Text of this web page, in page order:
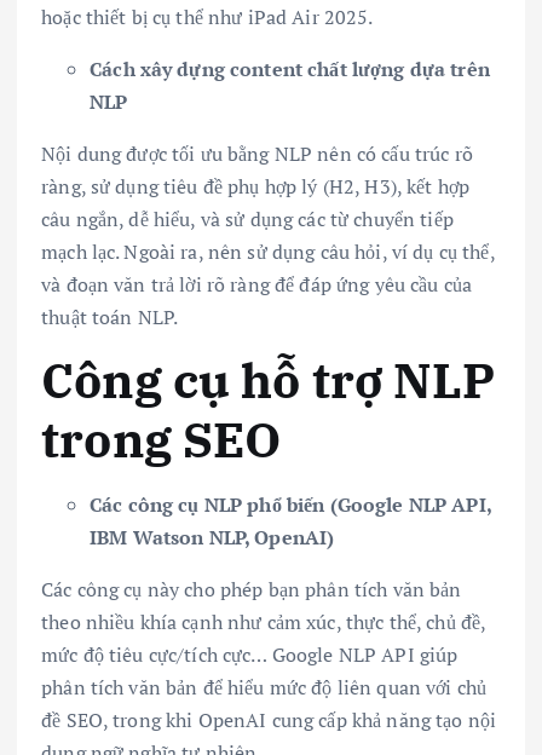
hoặc thiết bị cụ thể như iPad Air 2025.
Cách xây dựng content chất lượng dựa trên
NLP
Nội dung được tối ưu bằng NLP nên có cấu trúc rõ
ràng, sử dụng tiêu đề phụ hợp lý (H2, H3), kết hợp
câu ngắn, dễ hiểu, và sử dụng các từ chuyển tiếp
mạch lạc. Ngoài ra, nên sử dụng câu hỏi, ví dụ cụ thể,
và đoạn văn trả lời rõ ràng để đáp ứng yêu cầu của
thuật toán NLP.
Công cụ hỗ trợ NLP
trong SEO
Các công cụ NLP phổ biến (Google NLP API,
IBM Watson NLP, OpenAI)
Các công cụ này cho phép bạn phân tích văn bản
theo nhiều khía cạnh như cảm xúc, thực thể, chủ đề,
mức độ tiêu cực/tích cực… Google NLP API giúp
phân tích văn bản để hiểu mức độ liên quan với chủ
đề SEO, trong khi OpenAI cung cấp khả năng tạo nội